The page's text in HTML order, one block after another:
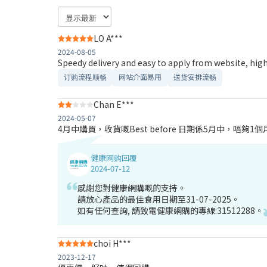
LO A***
2024-08-05
Speedy delivery and easy to apply from website,
订购流程顺畅 网站介面易用 送货安排流畅
Chan E***
2024-05-07
4月中購買，收貨嘅Best before 日期係5月中，唔夠1個
健康网购回覆
2024-07-12
感謝您對健康網購嘅的支持。
請放心產品的最佳食用日期至31-07-2025。
如有任何查詢, 請致電健康網購的專線:31512288。
choi H***
2023-12-17